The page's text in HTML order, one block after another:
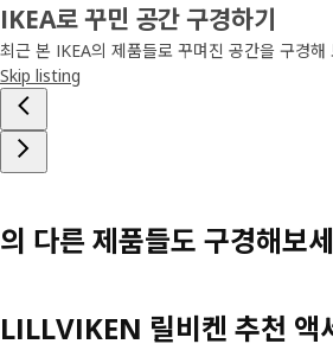
IKEA로 꾸민 공간 구경하기
최근 본 IKEA의 제품들로 꾸며진 공간을 구경해
Skip listing
의 다른 제품들도 구경해보
LILLVIKEN 릴비켄 추천 액